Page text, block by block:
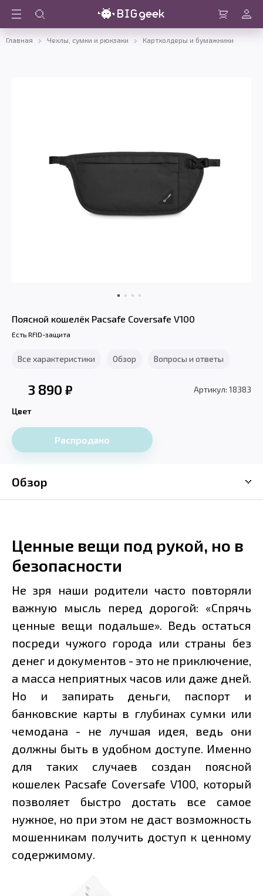
Войти
Главная Чехлы, сумки и рюкзаки Картхолдеры и бумажники
Поясной кошелёк Pacsafe Coversafe V100
Есть RFID-защита
Все характеристики Обзор Вопросы и ответы
3 890 ₽ Артикул: 18383
Цвет
Распродано
Обзор
Ценные вещи под рукой, но в
безопасности
Не зря наши родители часто повторяли
важную мысль перед дорогой: «Спрячь
ценные вещи подальше». Ведь остаться
посреди чужого города или страны без
денег и документов - это не приключение,
а масса неприятных часов или даже дней.
Но и запирать деньги, паспорт и
банковские карты в глубинах сумки или
чемодана - не лучшая идея, ведь они
должны быть в удобном доступе. Именно
для таких случаев создан поясной
кошелек Pacsafe Coversafe V100, который
позволяет быстро достать все самое
нужное, но при этом не даст возможность
мошенникам получить доступ к ценному
содержимому.